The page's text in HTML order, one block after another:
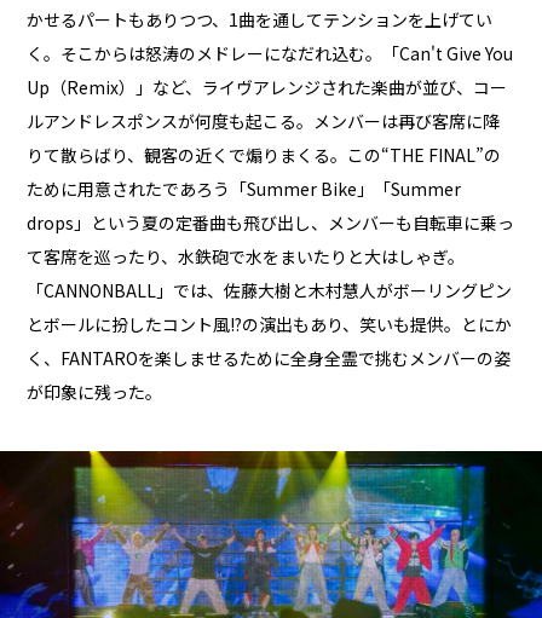
かせるパートもありつつ、1曲を通してテンションを上げてい
く。そこからは怒涛のメドレーになだれ込む。「Can't Give You
Up（Remix）」など、ライヴアレンジされた楽曲が並び、コー
ルアンドレスポンスが何度も起こる。メンバーは再び客席に降
りて散らばり、観客の近くで煽りまくる。この“THE FINAL”の
ために用意されたであろう「Summer Bike」「Summer
drops」という夏の定番曲も飛び出し、メンバーも自転車に乗っ
て客席を巡ったり、水鉄砲で水をまいたりと大はしゃぎ。
「CANNONBALL」では、佐藤大樹と木村慧人がボーリングピン
とボールに扮したコント風!?の演出もあり、笑いも提供。とにか
く、FANTAROを楽しませるために全身全霊で挑むメンバーの姿
が印象に残った。